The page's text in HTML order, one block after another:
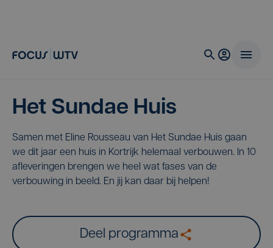
Het Sundae Huis
Samen met Eline Rousseau van Het Sundae Huis gaan
we dit jaar een huis in Kortrijk helemaal verbouwen. In 10
afleveringen brengen we heel wat fases van de
verbouwing in beeld. En jij kan daar bij helpen!
Deel programma